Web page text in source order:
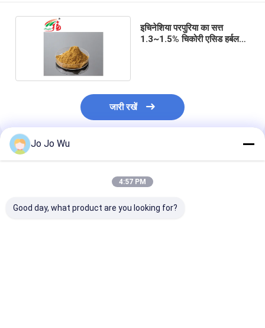
इचिनेशिया परपुरिया का सत्त
1.3~1.5% चिकोरी एसिड हर्बल
जारी रखें
अनुशंसित उत्पाद
Jo Jo Wu
4:57 PM
Good day, what product are you looking for?